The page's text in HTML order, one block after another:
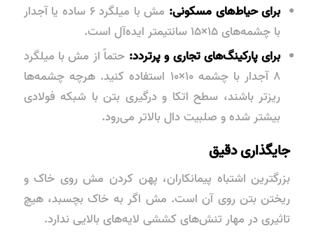
برای حیاط‌های مسکونی:
مش با میلگرد ۶ ساده یا آجدار
با چشمه‌های ۱۵×۱۵ سانتیمتر ایده‌آل است.
برای پارکینگ‌های تجاری و پرتردد: حتماً از مش با میلگرد
۸ آجدار با چشمه ۱۰×۱۰ استفاده کنید. هرچه چشمه‌ها
ریزتر باشند، سطح اتکا و درگیری بتن با شبکه فولادی
بیشتر شده و صلبیت دال بالاتر می‌رود.
جایگذاری دقیق
بزرگترین اشتباه پیمانکاران، پهن کردن مش روی خاک و
ریختن بتن روی آن است. مش اگر به خاک بچسبد، هیچ
تاثیری در مهار تنش‌های کششی لایه‌های بالایی ندارد.